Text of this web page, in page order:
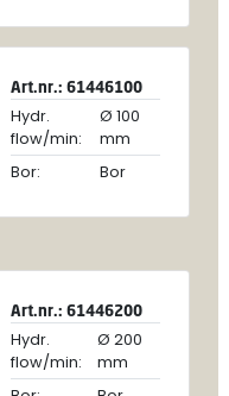
Art.nr.: 61446100
Hydr.
flow/min:
Ø 100
mm
Bor:
Bor
Art.nr.: 61446200
Hydr.
flow/min:
Ø 200
mm